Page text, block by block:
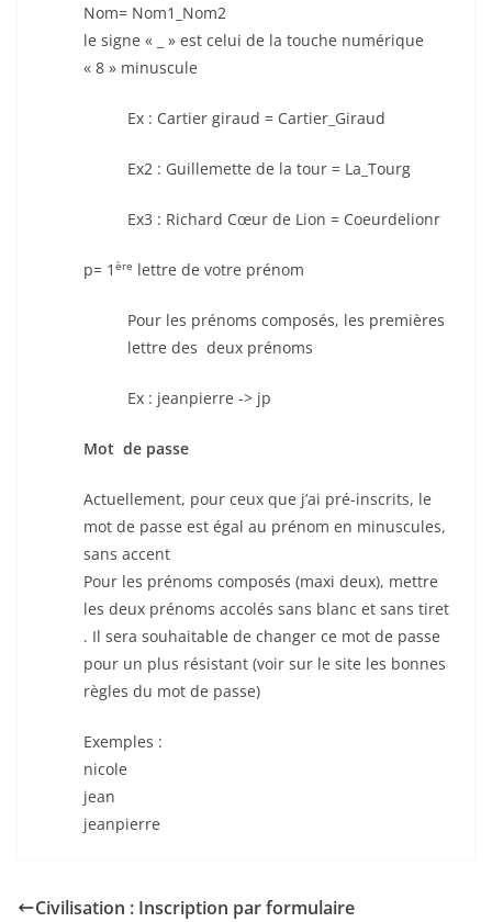
Nom= Nom1_Nom2
le signe « _ » est celui de la touche numérique
« 8 » minuscule
Ex : Cartier giraud = Cartier_Giraud
Ex2 : Guillemette de la tour = La_Tourg
Ex3 : Richard Cœur de Lion = Coeurdelionr
p= 1 ère lettre de votre prénom
Pour les prénoms composés, les premières
lettre des deux prénoms
Ex : jeanpierre -> jp
Mot de passe
Actuellement, pour ceux que j’ai pré-inscrits, le
mot de passe est égal au prénom en minuscules,
sans accent
Pour les prénoms composés (maxi deux), mettre
les deux prénoms accolés sans blanc et sans tiret
. Il sera souhaitable de changer ce mot de passe
pour un plus résistant (voir sur le site les bonnes
règles du mot de passe)
Exemples :
nicole
jean
jeanpierre
Civilisation : Inscription par formulaire